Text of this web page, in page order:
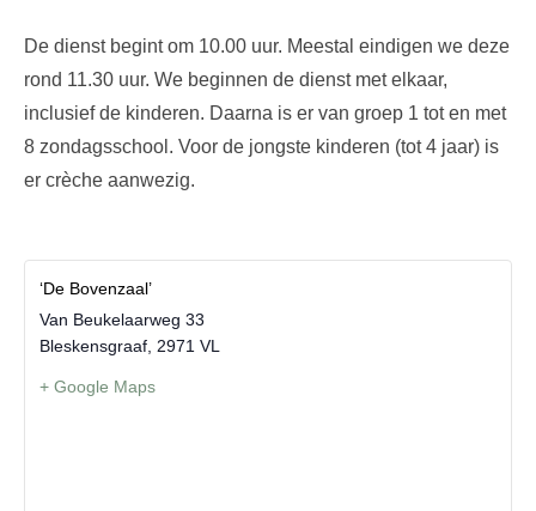
De dienst begint om 10.00 uur. Meestal eindigen we deze
rond 11.30 uur. We beginnen de dienst met elkaar,
inclusief de kinderen. Daarna is er van groep 1 tot en met
8 zondagsschool. Voor de jongste kinderen (tot 4 jaar) is
er crèche aanwezig.
‘De Bovenzaal’
Van Beukelaarweg 33
Bleskensgraaf 2971 VL
+ Google Maps